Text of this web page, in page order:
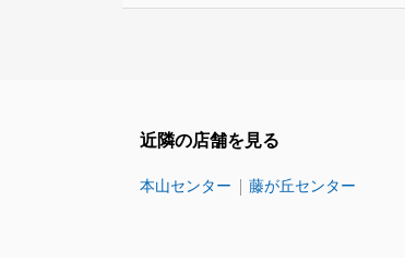
近隣の店舗を見る
本山センター 藤が丘センター